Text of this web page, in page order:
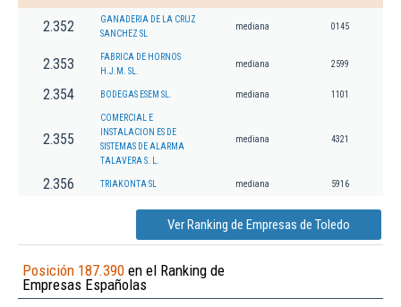
2.352
GANADERIA DE LA CRUZ
SANCHEZ SL
mediana 0145
2.353
FABRICA DE HORNOS
H.J.M. SL.
mediana 2599
2.354 BODEGAS ESEM SL. mediana 1101
2.355
COMERCIAL E
INSTALACION ES DE
SISTEMAS DE ALARMA
TALAVERA S. L.
mediana 4321
2.356 TRIAKONTA SL mediana 5916
Ver Ranking de Empresas de Toledo
Posición 187.390 en el Ranking de
Empresas Españolas